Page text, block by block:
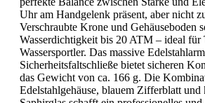
Uhr am Handgelenk präsent, aber nicht
Verschraubte Krone und Gehäuseboden
Wasserdichtigkeit bis 20 ATM – ideal für
Wassersportler. Das massive
Sicherheitsfaltschließe bietet sicheren
das Gewicht von ca. 166 g. Die
Edelstahlgehäuse, blauem Zifferblatt und